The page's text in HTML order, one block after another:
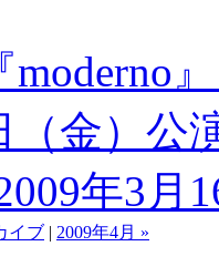
moderno
（金）公
年3月
イブ | 2009年4月 »